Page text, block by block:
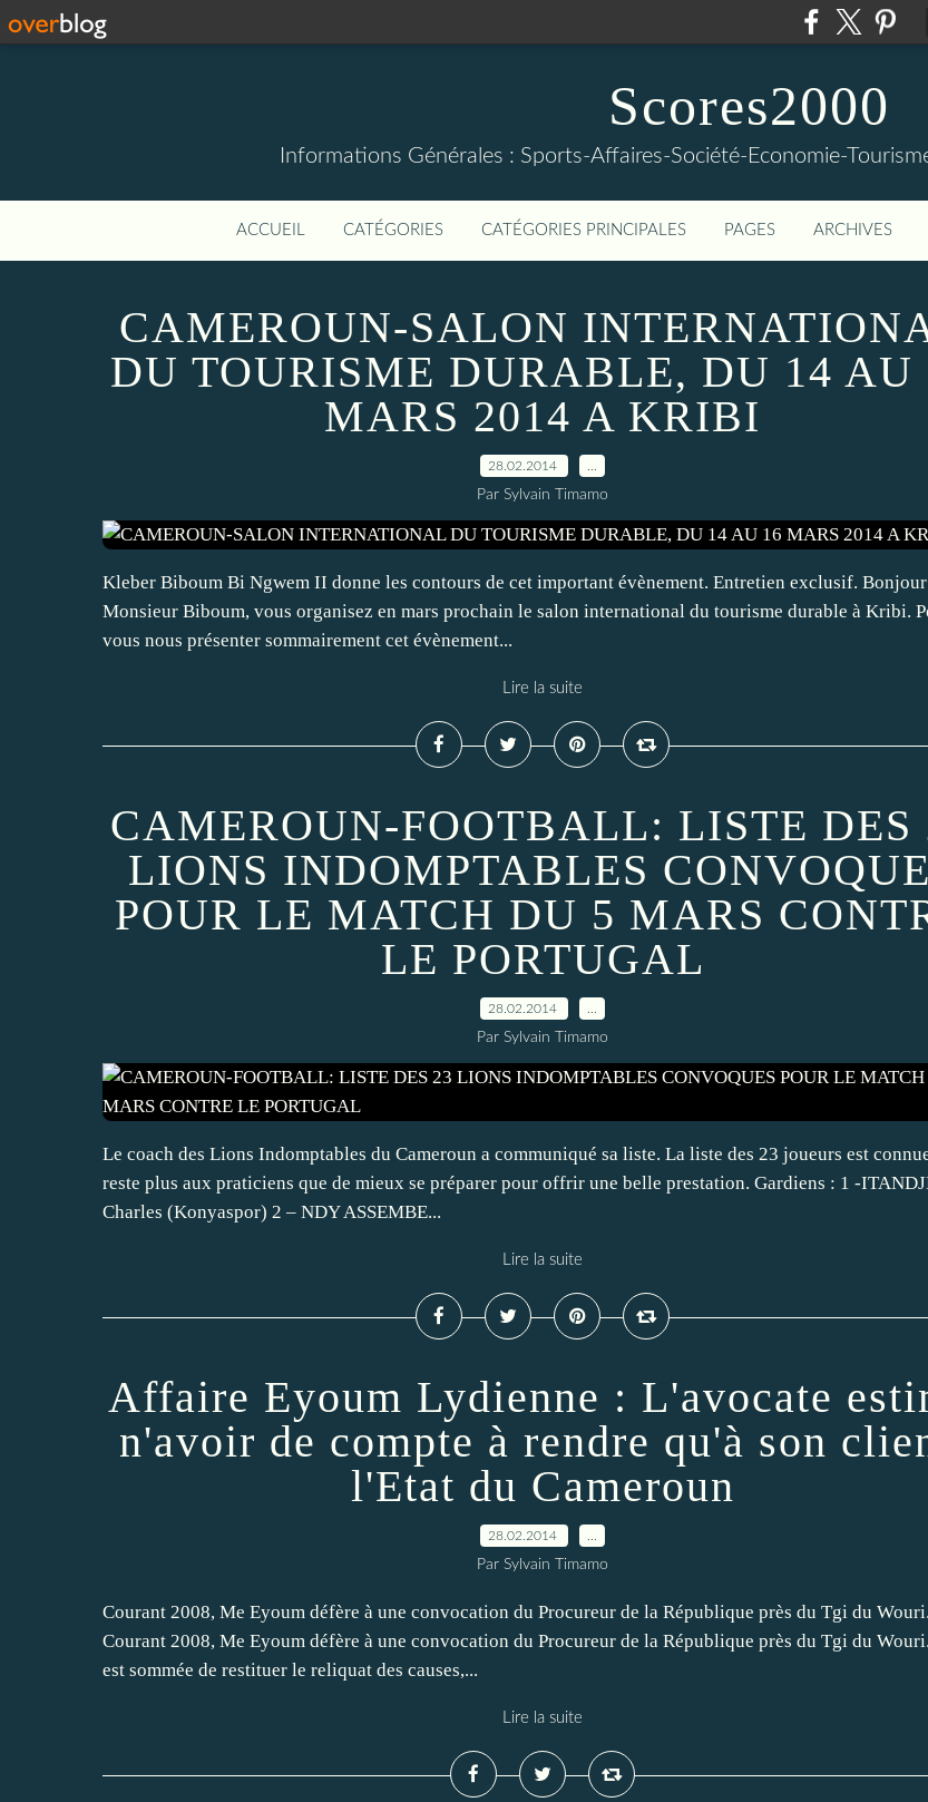
Scores2000
Informations Générales : Sports-Affaires-Société-Economie-
ACCUEIL CATÉGORIES CATÉGORIES PRINCIPALES PAGES ARCHIVES
CAMEROUN-SALON
DU TOURISME DURABLE, DU 14 AU
MARS 2014 A KRIBI
28.02.2014
Par Sylvain Timamo
Kleber Biboum Bi Ngwem II donne les contours de cet important évènement. Entretien exclusif. Bonjour
Monsieur Biboum, vous organisez en mars prochain le salon international du tourisme durable à Kribi.
vous nous présenter sommairement cet évènement...
Lire la suite
CAMEROUN-FOOTBALL: LISTE DES
LIONS INDOMPTABLES
POUR LE MATCH DU 5 MARS
LE PORTUGAL
28.02.2014
Par Sylvain Timamo
Le coach des Lions Indomptables du Cameroun a communiqué sa liste. La liste des 23 joueurs est
reste plus aux praticiens que de mieux se préparer pour offrir une belle prestation. Gardiens : 1 -
Charles (Konyaspor) 2 – NDY ASSEMBE...
Lire la suite
Affaire Eyoum Lydienne : L'avocate
n'avoir de compte à rendre qu'à son
l'Etat du Cameroun
28.02.2014
Par Sylvain Timamo
Courant 2008, Me Eyoum défère à une convocation du Procureur de la République près du Tgi du Wouri.
Courant 2008, Me Eyoum défère à une convocation du Procureur de la République près du Tgi du
est sommée de restituer le reliquat des causes,...
Lire la suite